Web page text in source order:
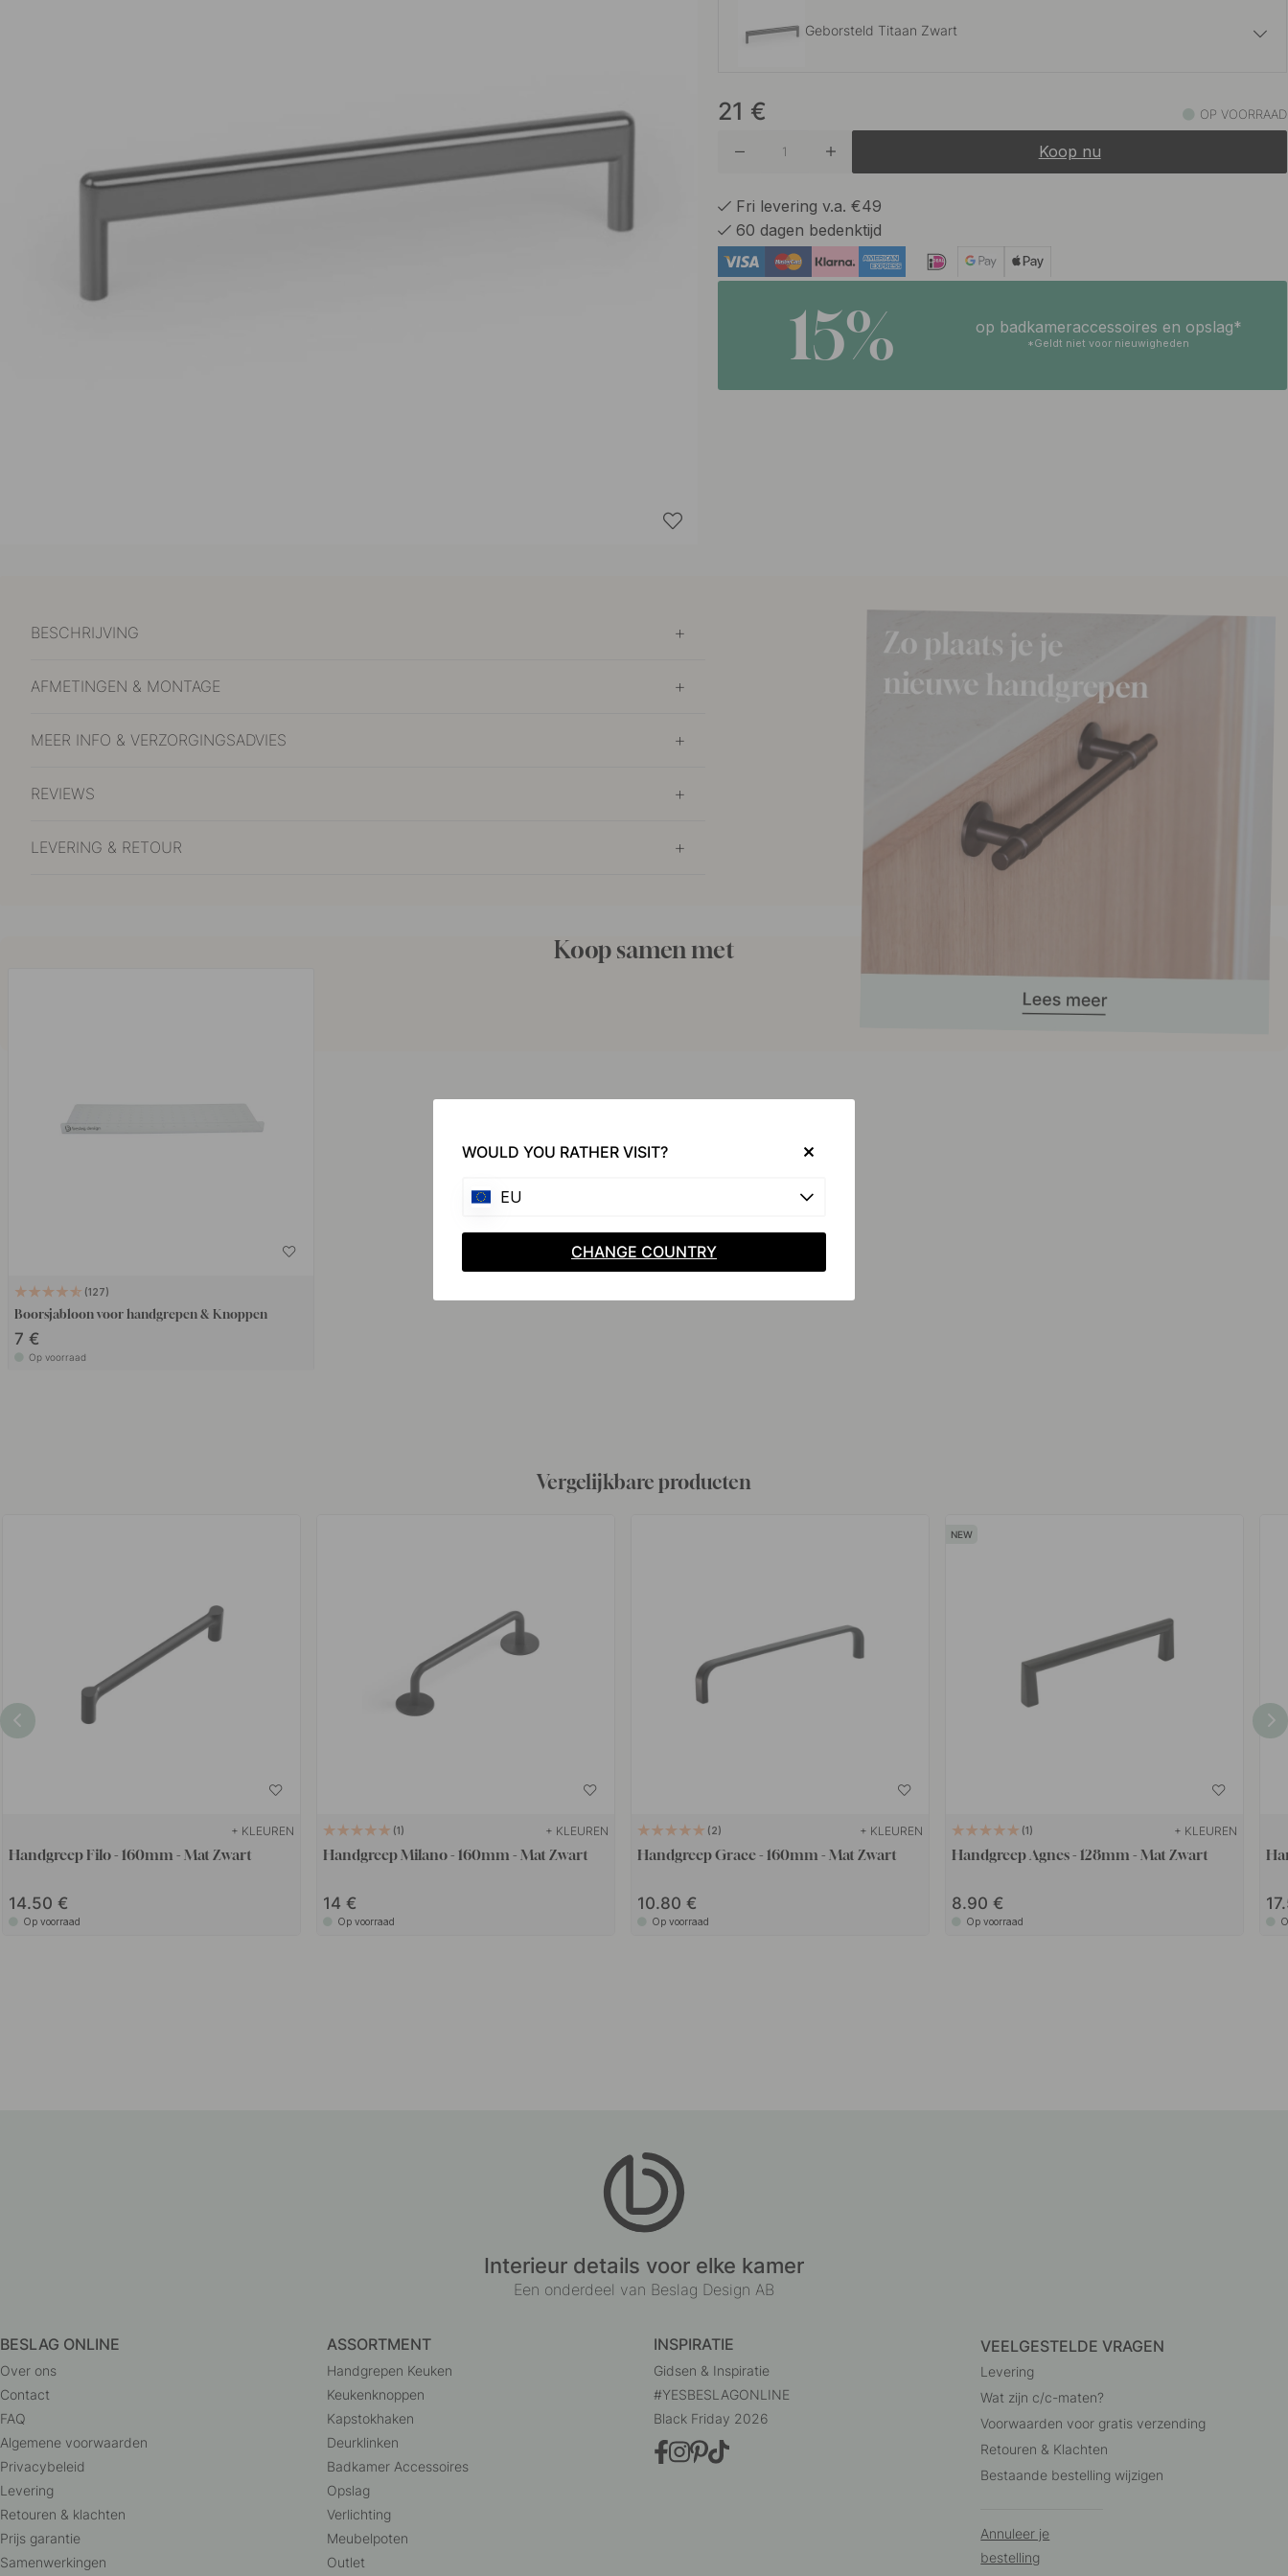
Geborsteld Titaan Zwart
Binnenkort op voorraad
Roestvrije Look
21 € OP VOORRAAD
Koop nu
Fri levering v.a. €49
60 dagen bedenktijd
15% op badkameraccessoires en opslag*
*Geldt niet voor nieuwigheden
BESCHRIJVING
AFMETINGEN & MONTAGE
MEER INFO & VERZORGINGSADVIES
REVIEWS
LEVERING & RETOUR
Koop samen met
127
Boorsjabloon voor handgrepen & Knoppen
7 €
Op voorraad
Vergelijkbare producten
+ KLEUREN
Handgreep Filo - 160mm - Mat Zwart
14.50
Op voorraad
1 + KLEUREN
Handgreep Milano - 160mm - Mat Zwart
14
Op voorraad
2 + KLEUREN
Handgreep Grace - 160mm - Mat Zwart
10.80
Op voorraad
1 + KLEUREN
Handgreep Agnes - 128mm - Mat Zwart
8.90
Op voorraad
Interieur details voor elke kamer
Een onderdeel van Beslag Design AB
BESLAG ONLINE
Over ons
Contact
FAQ
Algemene voorwaarden
Privacybeleid
Levering
Retouren & klachten
Prijs garantie
Samenwerkingen
ASSORTMENT
Handgrepen Keuken
Keukenknoppen
Kapstokhaken
Deurklinken
Badkamer Accessoires
Opslag
Verlichting
Meubelpoten
Outlet
INSPIRATIE
Gidsen & Inspiratie
#YESBESLAGONLINE
Black Friday 2026
VEELGESTELDE VRAGEN
Levering
Wat zijn c/c-maten?
Voorwaarden voor gratis verzending
Retouren & Klachten
Bestaande bestelling wijzigen
Annuleer je
bestelling
WOULD YOU RATHER VISIT?
EU
CHANGE COUNTRY